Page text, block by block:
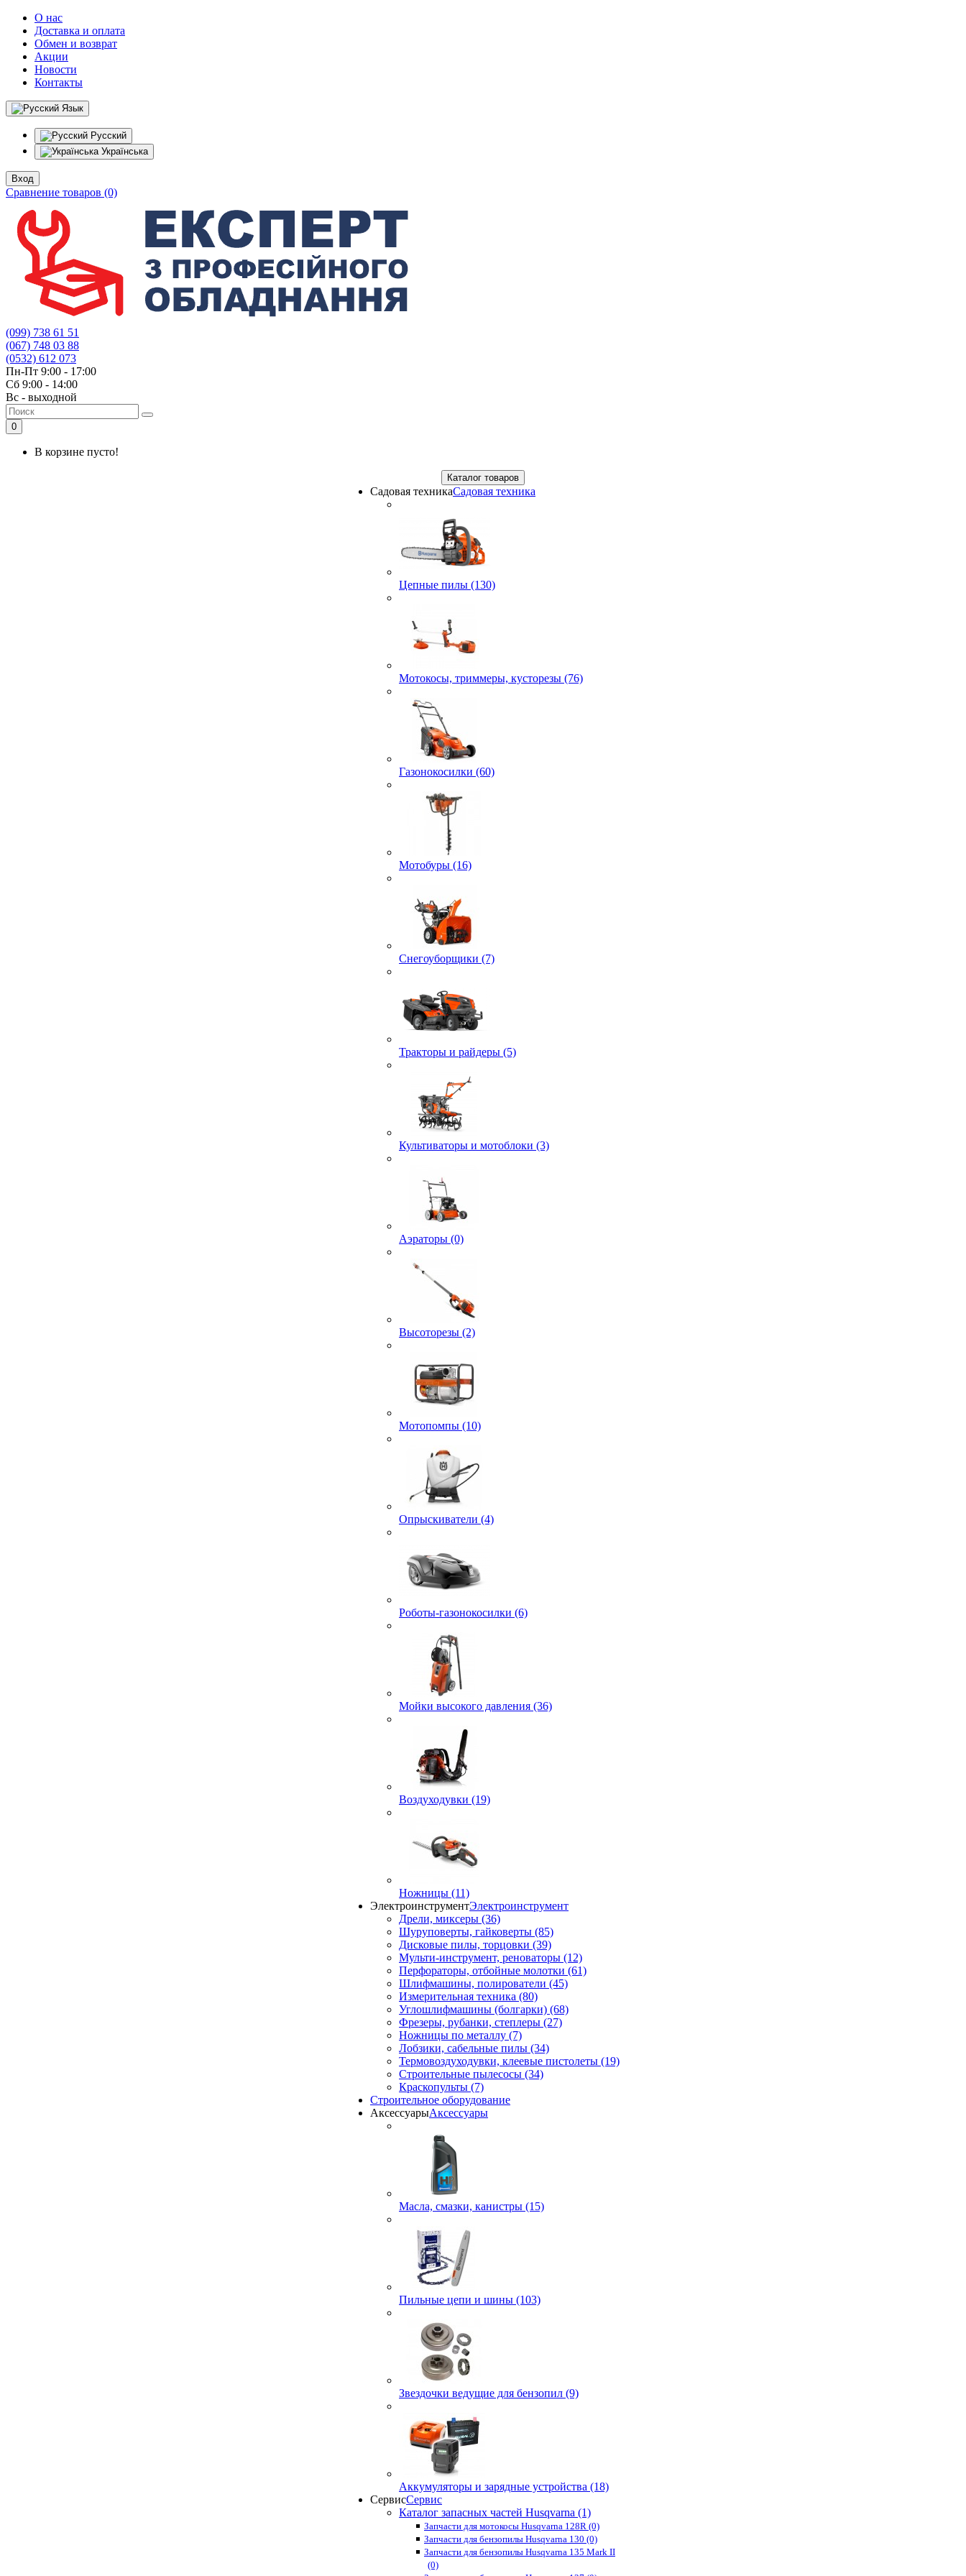
О нас
Доставка и оплата
Обмен и возврат
Акции
Новости
Контакты
Язык
Русский
Українська
Вход
Сравнение товаров (0)
(099) 738 61 51
(067) 748 03 88
(0532) 612 073
Пн-Пт 9:00 - 17:00
Сб 9:00 - 14:00
Вс - выходной
0
В корзине пусто!
Каталог товаров
Садовая техникаСадовая техника
Цепные пилы (130)
Мотокосы, триммеры, кусторезы (76)
Газонокосилки (60)
Мотобуры (16)
Снегоуборщики (7)
Тракторы и райдеры (5)
Культиваторы и мотоблоки (3)
Аэраторы (0)
Высоторезы (2)
Мотопомпы (10)
Опрыскиватели (4)
Роботы-газонокосилки (6)
Мойки высокого давления (36)
Воздуходувки (19)
Ножницы (11)
ЭлектроинструментЭлектроинструмент
Дрели, миксеры (36)
Шуруповерты, гайковерты (85)
Дисковые пилы, торцовки (39)
Мульти-инструмент, реноваторы (12)
Перфораторы, отбойные молотки (61)
Шлифмашины, полирователи (45)
Измерительная техника (80)
Углошлифмашины (болгарки) (68)
Фрезеры, рубанки, степлеры (27)
Ножницы по металлу (7)
Лобзики, сабельные пилы (34)
Термовоздуходувки, клеевые пистолеты (19)
Строительные пылесосы (34)
Краскопульты (7)
Строительное оборудование
АксессуарыАксессуары
Масла, смазки, канистры (15)
Пильные цепи и шины (103)
Звездочки ведущие для бензопил (9)
Аккумуляторы и зарядные устройства (18)
СервисСервис
Каталог запасных частей Husqvarna (1)
Запчасти для мотокосы Husqvarna 128R (0)
Запчасти для бензопилы Husqvarna 130 (0)
Запчасти для бензопилы Husqvarna 135 Mark II
(0)